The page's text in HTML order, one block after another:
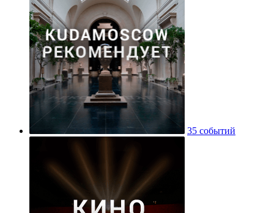
35 событий